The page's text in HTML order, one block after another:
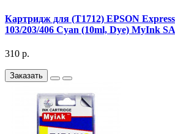
Картридж для (T1712) EPSON
103/203/406 Cyan (10ml, Dye) MyInk
310 р.
Заказать